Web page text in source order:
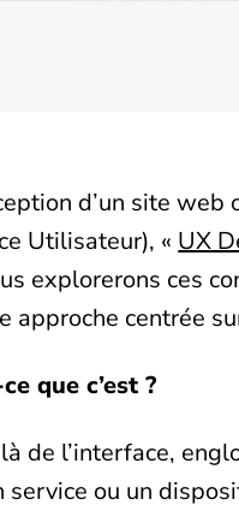
d’un site web
Utilisateur), « UX
explorerons ces
approche centrée
que c’est ?
de l’interface,
ou un